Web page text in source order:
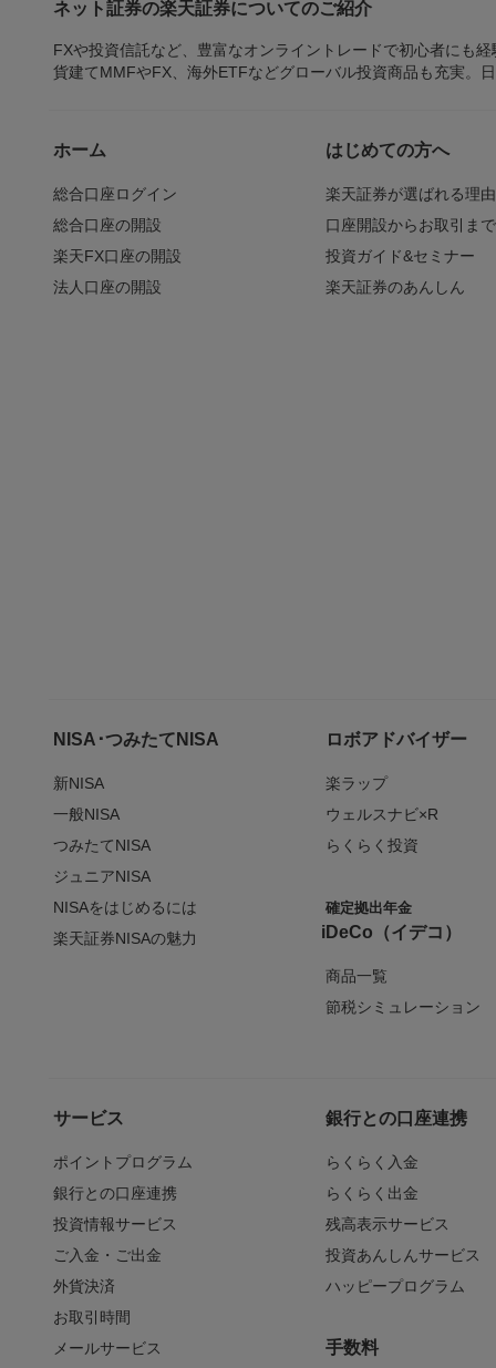
ネット証券の楽天証券についてのご紹介
FXや投資信託など、豊富なオンライントレードで初心者にも
貨建てMMFやFX、海外ETFなどグローバル投資商品も充実。
ホーム
総合口座ログイン
総合口座の開設
楽天FX口座の開設
法人口座の開設
はじめての方へ
楽天証券が選ばれる理由
口座開設からお取引ま
投資ガイド&セミナー
楽天証券のあんしん
NISA･つみたてNISA
新NISA
一般NISA
つみたてNISA
ジュニアNISA
NISAをはじめるには
楽天証券NISAの魅力
ロボアドバイザー
楽ラップ
ウェルスナビ×R
らくらく投資
確定拠出年金
iDeCo（イデコ）
商品一覧
節税シミュレーション
サービス
ポイントプログラム
銀行との口座連携
投資情報サービス
ご入金・ご出金
外貨決済
お取引時間
メールサービス
銀行との口座連携
らくらく入金
らくらく出金
残高表示サービス
投資あんしんサービス
ハッピープログラム
手数料